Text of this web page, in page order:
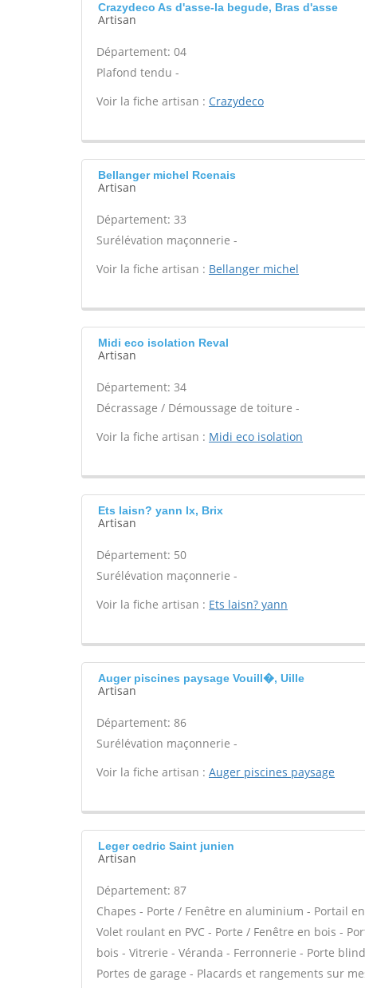
Crazydeco As d'asse-la begude, Bras d'asse
Artisan
Département: 04
Plafond tendu -
Voir la fiche artisan : Crazydeco
Bellanger michel Rcenais
Artisan
Département: 33
Surélévation maçonnerie -
Voir la fiche artisan : Bellanger michel
Midi eco isolation Reval
Artisan
Département: 34
Décrassage / Démoussage de toiture -
Voir la fiche artisan : Midi eco isolation
Ets laisn? yann Ix, Brix
Artisan
Département: 50
Surélévation maçonnerie -
Voir la fiche artisan : Ets laisn? yann
Auger piscines paysage Vouill�, Uille
Artisan
Département: 86
Surélévation maçonnerie -
Voir la fiche artisan : Auger piscines paysage
Leger cedric Saint junien
Artisan
Département: 87
Chapes - Porte / Fenêtre en aluminium - Portail
Volet roulant en PVC - Porte / Fenêtre en bois -
bois - Vitrerie - Véranda - Ferronnerie - Porte
Portes de garage - Placards et rangements sur